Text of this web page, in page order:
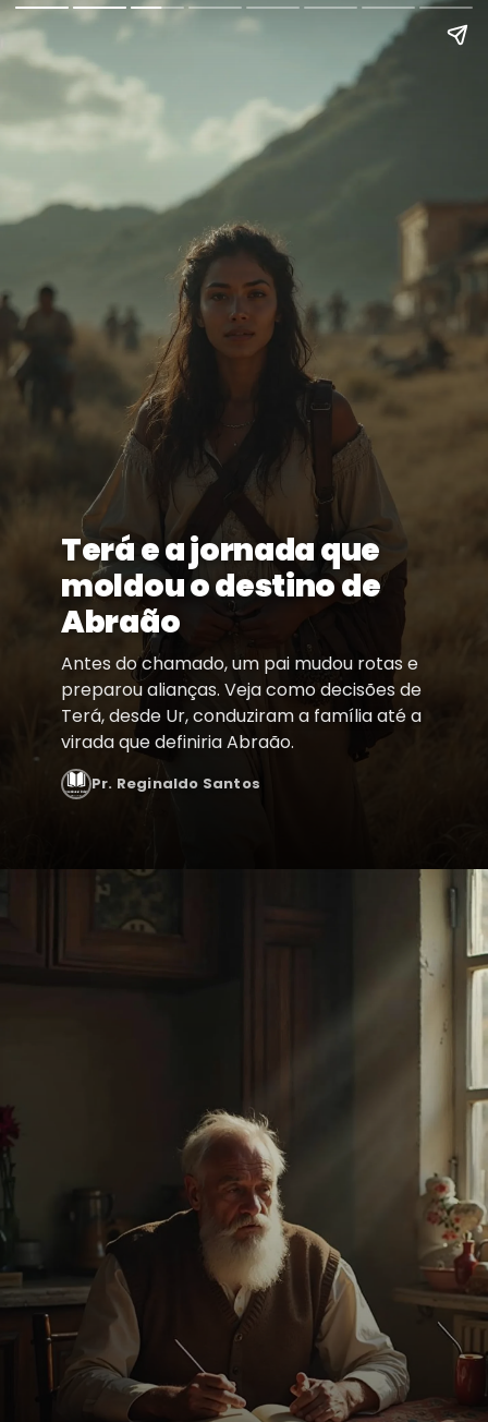
Terá e a jornada que
moldou o destino de
Abraão
Antes do chamado, um pai mudou rotas e
preparou alianças. Veja como decisões de
Terá, desde Ur, conduziram a família até a
virada que definiria Abraão.
Pr. Reginaldo Santos